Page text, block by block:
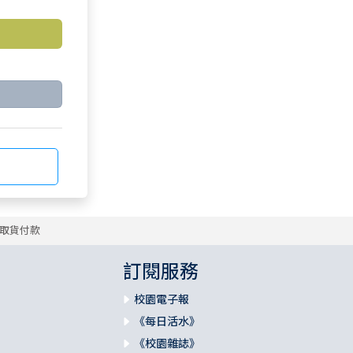
貨付款
訂閱服務
校園電子報
《每日活水》
《校園雜誌》